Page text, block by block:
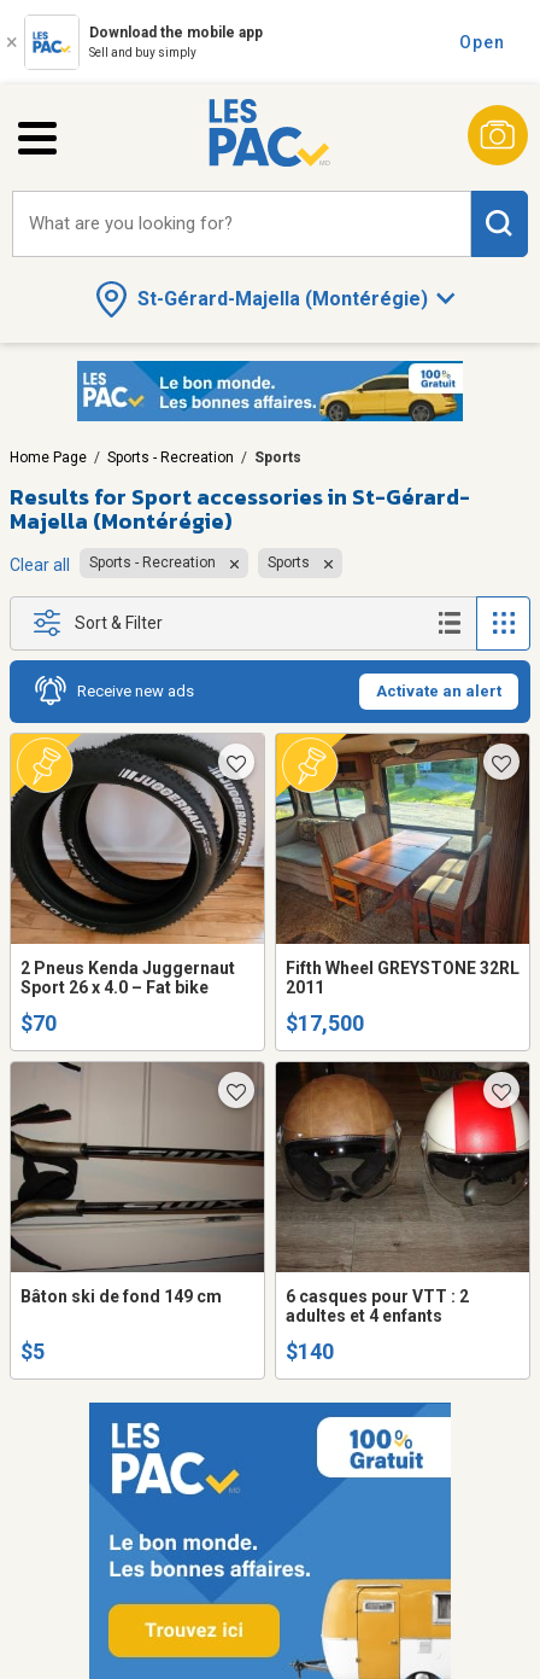
Download the mobile app
Sell and buy simply
Open
St-Gérard-Majella (Montérégie)
What are you looking for?
Home Page / Sports - Recreation / Sports
Results for Sport accessories in St-Gérard-
Majella (Montérégie)
Clear all Sports - Recreation Sports
Sort & Filter
Receive new ads Activate an alert
2 Pneus Kenda Juggernaut
Sport 26 x 4.0 – Fat bike
$70
Fifth Wheel GREYSTONE 32RL
2011
$17,500
Bâton ski de fond 149 cm
$5
6 casques pour VTT : 2
adultes et 4 enfants
$140